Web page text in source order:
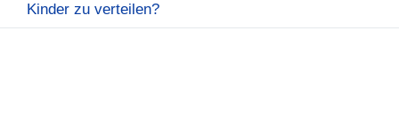
Kinder zu verteilen?